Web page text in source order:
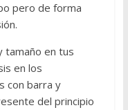
pero de forma
tamaño en tus
en los
con barra y
del principio